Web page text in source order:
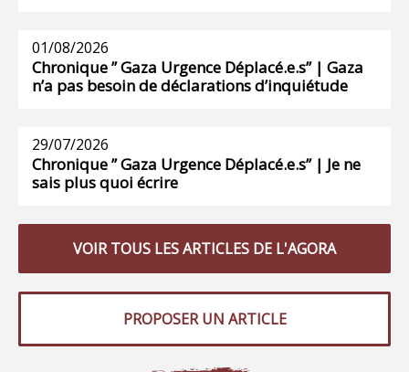
01/08/2026
Chronique ” Gaza Urgence Déplacé.e.s” | Gaza
n’a pas besoin de déclarations d’inquiétude
29/07/2026
Chronique ” Gaza Urgence Déplacé.e.s” | Je ne
sais plus quoi écrire
VOIR TOUS LES ARTICLES DE L'AGORA
PROPOSER UN ARTICLE